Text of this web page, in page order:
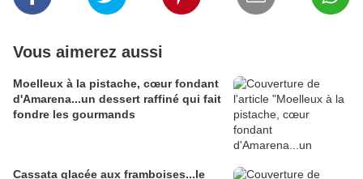
Vous aimerez aussi
Moelleux à la pistache, cœur fondant
d'Amarena...un dessert raffiné qui fait
fondre les gourmands
Cassata glacée aux framboises...le